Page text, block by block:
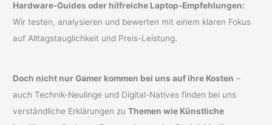
Hardware-Guides oder hilfreiche Laptop-Empfehlungen:
Wir testen, analysieren und bewerten mit einem klaren Fokus
auf Alltagstauglichkeit und Preis-Leistung.
Doch nicht nur Gamer kommen bei uns auf ihre Kosten –
auch Technik-Neulinge und Digital-Natives finden bei uns
verständliche Erklärungen zuThemen wie Künstliche